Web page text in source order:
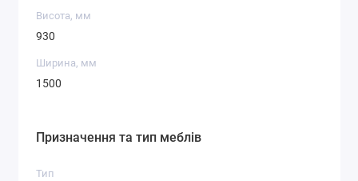
Висота, мм
930
Ширина, мм
1500
Призначення та тип меблів
Тип